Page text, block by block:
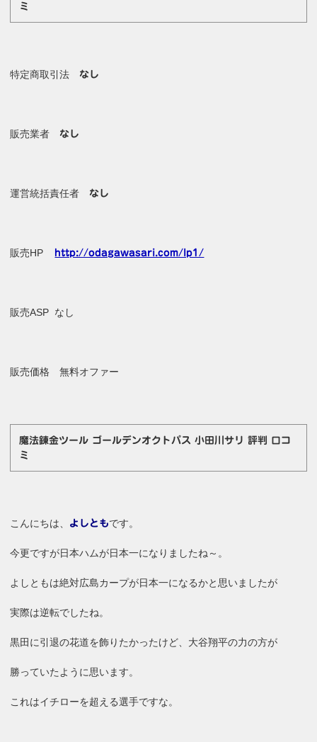
ミ
特定商取引法 なし
販売業者 なし
運営統括責任者 なし
販売HP http://odagawasari.com/lp1/
販売ASP なし
販売価格 無料オファー
魔法錬金ツール ゴールデンオクトパス 小田川サリ 評判 口コ
ミ
こんにちは、 よしともです。
今更ですが日本ハムが日本一になりましたね～。
よしともは絶対広島カープが日本一になるかと思いましたが
実際は逆転でしたね。
黒田に引退の花道を飾りたかったけど、大谷翔平の力の方が
勝っていたように思います。
これはイチローを超える選手ですな。